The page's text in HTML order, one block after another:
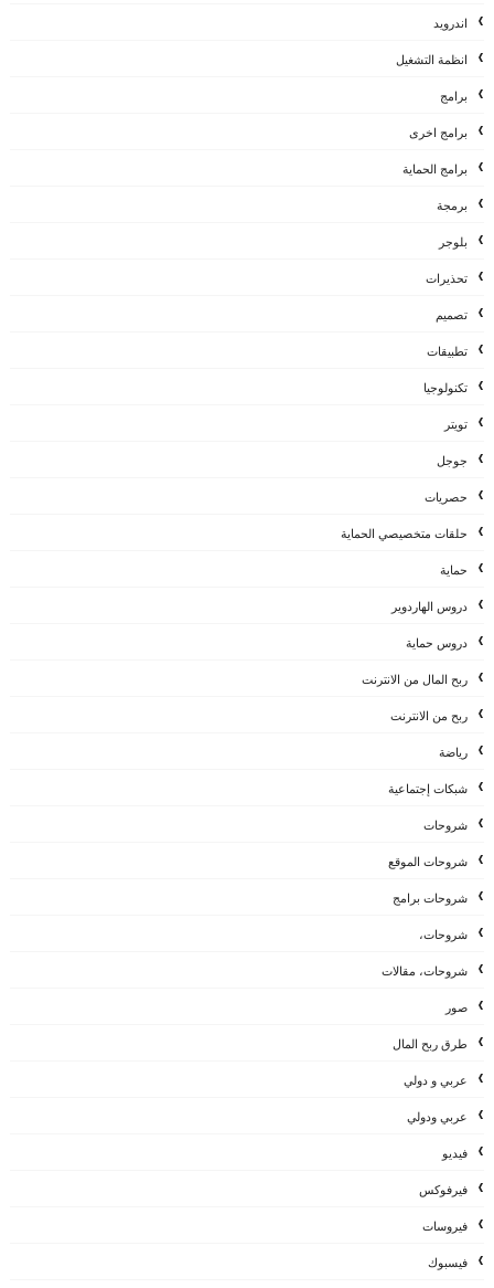
اندرويد
انظمة التشغيل
برامج
برامج اخرى
برامج الحماية
برمجة
بلوجر
تحذيرات
تصميم
تطبيقات
تكنولوجيا
تويتر
جوجل
حصريات
حلقات متخصيصي الحماية
حماية
دروس الهاردوير
دروس حماية
ربح المال من الانترنت
ربح من الانترنت
رياضة
شبكات إجتماعية
شروحات
شروحات الموقع
شروحات برامج
شروحات،
شروحات، مقالات
صور
طرق ربح المال
عربي و دولي
عربي ودولي
فيديو
فيرفوكس
فيروسات
فيسبوك